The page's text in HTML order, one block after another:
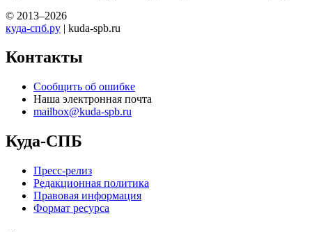
© 2013–2026
куда-спб.ру | kuda-spb.ru
Контакты
Сообщить об ошибке
Наша электронная почта
mailbox@kuda-spb.ru
Куда-СПБ
Пресс-релиз
Редакционная политика
Правовая информация
Формат ресурса